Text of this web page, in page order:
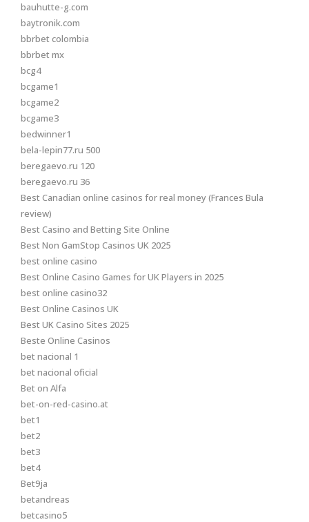
bauhutte-g.com
baytronik.com
bbrbet colombia
bbrbet mx
bcg4
bcgame1
bcgame2
bcgame3
bedwinner1
bela-lepin77.ru 500
beregaevo.ru 120
beregaevo.ru 36
Best Canadian online casinos for real money (Frances Bula
review)
Best Casino and Betting Site Online
Best Non GamStop Casinos UK 2025
best online casino
Best Online Casino Games for UK Players in 2025
best online casino32
Best Online Casinos UK
Best UK Casino Sites 2025
Beste Online Casinos
bet nacional 1
bet nacional oficial
Bet on Alfa
bet-on-red-casino.at
bet1
bet2
bet3
bet4
Bet9ja
betandreas
betcasino5